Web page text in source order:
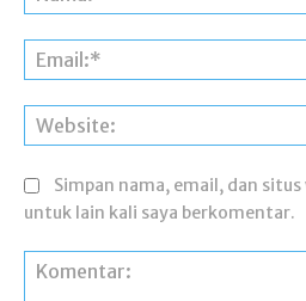
Simpan nama, email, dan
untuk lain kali saya berkomentar.